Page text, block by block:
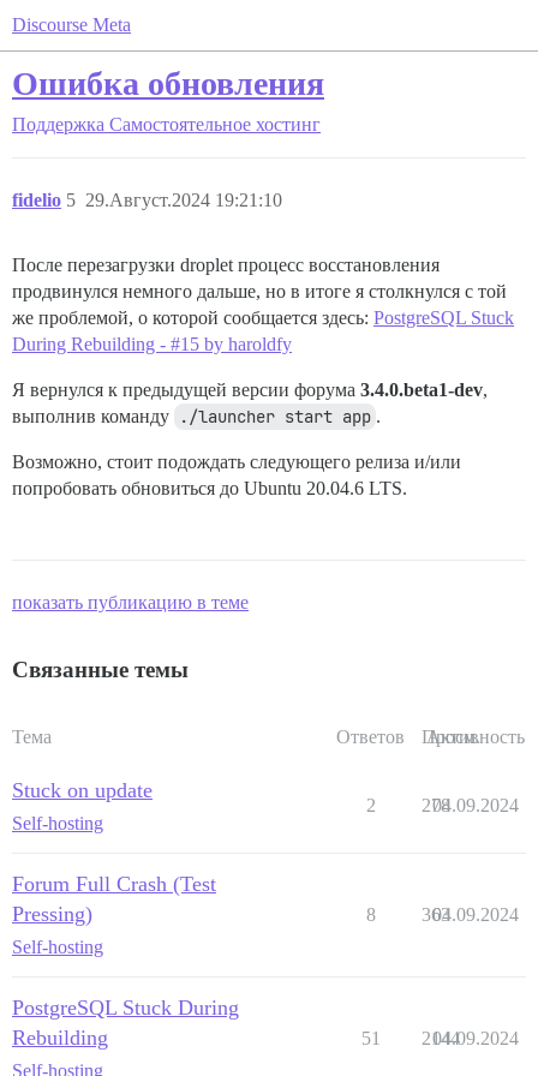
Discourse Meta
Ошибка обновления
Поддержка Самостоятельное хостинг
fidelio 29.Август.2024 19:21:10
5
После перезагрузки droplet процесс восстановления
продвинулся немного дальше, но в итоге я столкнулся с той
же проблемой, о которой сообщается здесь: PostgreSQL Stuck
During Rebuilding - #15 by haroldfy
Я вернулся к предыдущей версии форума 3.4.0.beta1-dev,
выполнив команду
./launcher start app .
Возможно, стоит подождать следующего релиза и/или
попробовать обновиться до Ubuntu 20.04.6 LTS.
показать публикацию в теме
Связанные темы
Тема Ответов Просм.
Активность
Stuck on update
Self-hosting
2 278
04.09.2024
Forum Full Crash (Test
Pressing)
Self-hosting
8 363
04.09.2024
PostgreSQL Stuck During
Rebuilding
Self-hosting
51 2144
04.09.2024